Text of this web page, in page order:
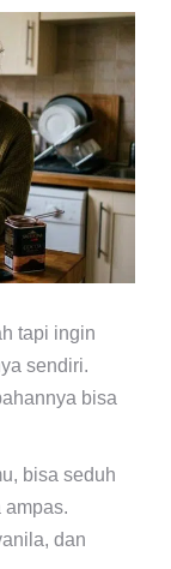
tapi ingin
sendiri.
bisa
bisa seduh
ampas.
dan